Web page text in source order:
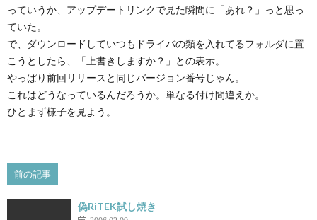
っていうか、アップデートリンクで見た瞬間に「あれ？」っと思っ
ていた。
で、ダウンロードしていつもドライバの類を入れてるフォルダに置
こうとしたら、「上書きしますか？」との表示。
やっぱり前回リリースと同じバージョン番号じゃん。
これはどうなっているんだろうか。単なる付け間違えか。
ひとまず様子を見よう。
前の記事
偽RiTEK試し焼き